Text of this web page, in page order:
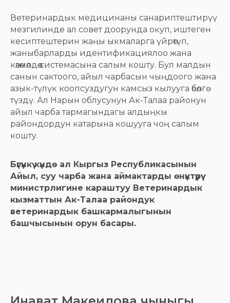
Ветеринардык медицинаны санариптештирүү
мезгилинде ал совет доорунда окуп, иштеген
кесиптештерин жаңы ыкмаларга үйрөтүп,
жаныбарларды идентификациялоо жана
көзөмөлдөө системасына салым кошту. Бул малдын
санын сактоого, айыл чарбасын чыңдоого жана
азык-түлүк коопсуздугун камсыз кылууга өбөлгө
түздү. Ал Нарын облусунун Ак-Талаа районун
айыл чарба тармагындагы алдыңкы
райондордун катарына кошууга чоң салым
кошту.
Бүгүнкү күндө ал Кыргыз Республикасынын
Айыл, суу чарба жана аймактарды өнүктүрүү
министрлигине караштуу Ветеринардык
кызматтын Ак-Талаа райондук
ветеринардык башкармалыгынын
башчысынын орун басары.